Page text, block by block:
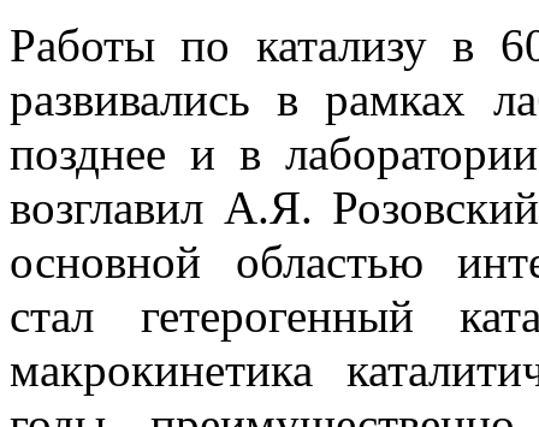
Работы по катализу в
развивались в рамках
позднее и в
возглавил А.Я.
основной областью
стал гетерогенный
макрокинетика